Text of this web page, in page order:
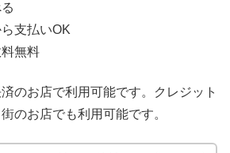
支払いOK
料無料
のお店で利用可能です。クレジット
のお店でも利用可能です。